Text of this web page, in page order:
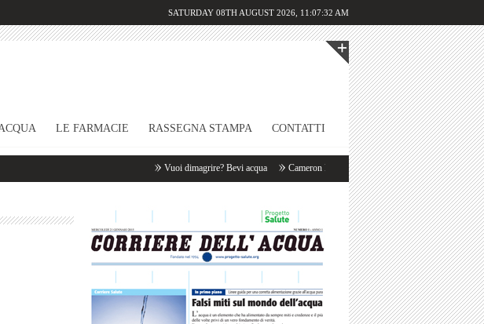
SATURDAY 08TH AUGUST 2026, 11:07:32 AM
LE FARMACIE RASSEGNA STAMPA CONTATTI
Vuoi dimagrire? Bevi acqua Cameron Diaz: «Appena mi sveglio bevo un litro